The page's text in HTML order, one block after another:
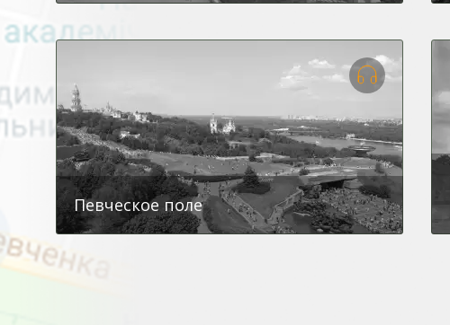
Певческое поле